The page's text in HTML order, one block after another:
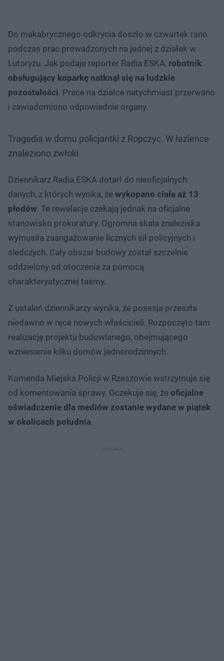
Do makabrycznego odkrycia doszło w czwartek rano
podczas prac prowadzonych na jednej z działek w
Lutoryżu. Jak podaje reporter Radia ESKA, robotnik
obsługujący koparkę natknął się na ludzkie
pozostałości. Prace na działce natychmiast przerwano
i zawiadomiono odpowiednie organy.
Tragedia w domu policjantki z Ropczyc. W łazience
znaleziono zwłoki
Dziennikarz Radia ESKA dotarł do nieoficjalnych
danych, z których wynika, że wykopano ciała aż 13
płodów. Te rewelacje czekają jednak na oficjalne
stanowisko prokuratury. Ogromna skala znaleziska
wymusiła zaangażowanie licznych sił policyjnych i
śledczych. Cały obszar budowy został szczelnie
oddzielony od otoczenia za pomocą
charakterystycznej taśmy.
Z ustaleń dziennikarzy wynika, że posesja przeszła
niedawno w ręce nowych właścicieli. Rozpoczęto tam
realizację projektu budowlanego, obejmującego
wzniesienie kilku domów jednorodzinnych.
Komenda Miejska Policji w Rzeszowie wstrzymuje się
od komentowania sprawy. Oczekuje się, że oficjalne
oświadczenie dla mediów zostanie wydane w piątek
w okolicach południa.